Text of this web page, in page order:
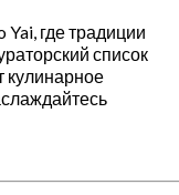
где традиции
список
кулинарное